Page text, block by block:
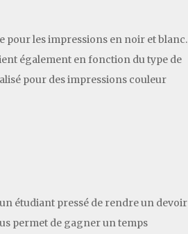
pour les impressions en noir et blanc.
également en fonction du type de
pour des impressions couleur
étudiant pressé de rendre un devoir
permet de gagner un temps